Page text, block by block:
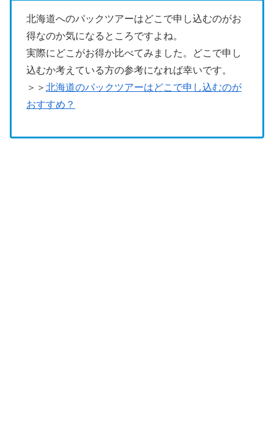
北海道へのパックツアーはどこで申し込むのがお
得なのか気になるところですよね。
実際にどこがお得か比べてみました。どこで申し
込むか考えている方の参考になれば幸いです。
＞＞ 北海道のパックツアーはどこで申し込むのが
おすすめ？